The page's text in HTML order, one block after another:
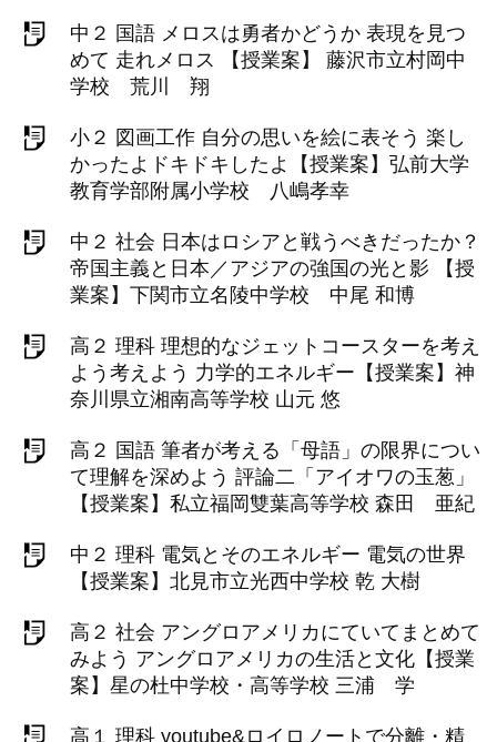
中２ 国語 メロスは勇者かどうか 表現を見つ
めて 走れメロス 【授業案】 藤沢市立村岡中
学校 荒川 翔
小２ 図画工作 自分の思いを絵に表そう 楽し
かったよドキドキしたよ【授業案】弘前大学
教育学部附属小学校 八嶋孝幸
中２ 社会 日本はロシアと戦うべきだったか？
帝国主義と日本／アジアの強国の光と影 【授
業案】下関市立名陵中学校 中尾 和博
高２ 理科 理想的なジェットコースターを考え
よう考えよう 力学的エネルギー【授業案】神
奈川県立湘南高等学校 山元 悠
高２ 国語 筆者が考える「母語」の限界につい
て理解を深めよう 評論二「アイオワの玉葱」
【授業案】私立福岡雙葉高等学校 森田 亜紀
中２ 理科 電気とそのエネルギー 電気の世界
【授業案】北見市立光西中学校 乾 大樹
高２ 社会 アングロアメリカにていてまとめて
みよう アングロアメリカの生活と文化【授業
案】星の杜中学校・高等学校 三浦 学
高１ 理科 youtube&ロイロノートで分離・精